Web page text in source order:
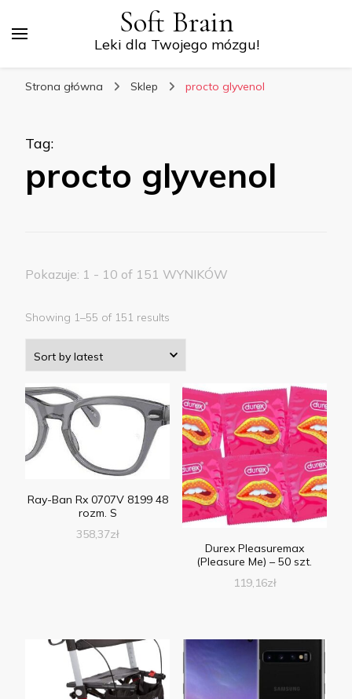
Soft Brain
Leki dla Twojego mózgu!
Strona główna Sklep procto glyvenol
Tag:
procto glyvenol
Pokazuje: 1 - 10 of 151 WYNIKÓW
Showing 1–55 of 151 results
Ray-Ban Rx 0707V 8199 48
rozm. S
358,37zł
Durex Pleasuremax
(Pleasure Me) – 50 szt.
119,16zł